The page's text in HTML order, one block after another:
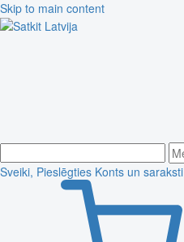
Skip to main content
Sveiki, Pieslēgties Konts un saraksti